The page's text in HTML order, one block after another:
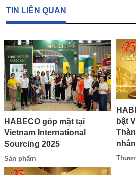
TIN LIÊN QUAN
HABECO góp mặt tại
Vietnam International
Sourcing 2025
Sản phẩm
bật